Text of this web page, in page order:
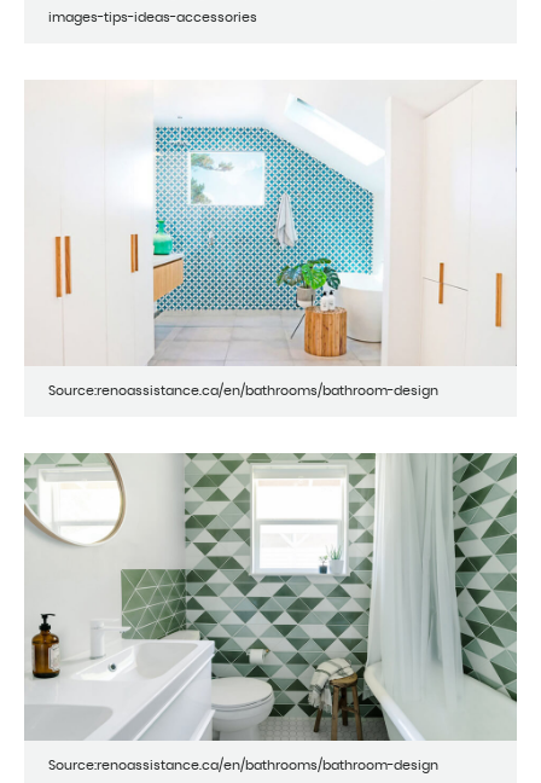
images-tips-ideas-accessories
Source:renoassistance.ca/en/bathrooms/bathroom-design
Source:renoassistance.ca/en/bathrooms/bathroom-design